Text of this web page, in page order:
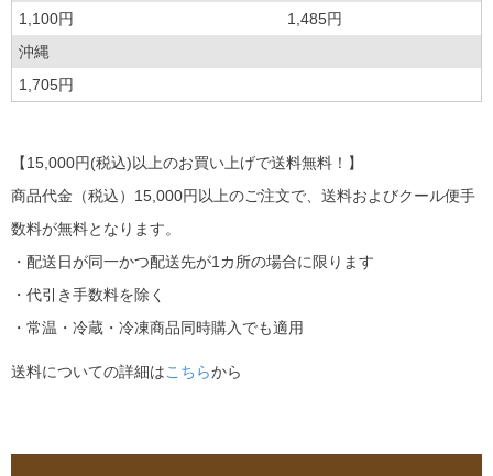
1,100円
1,485円
沖縄
1,705円
【15,000円(税込)以上のお買い上げで送料無料！】
商品代金（税込）15,000円以上のご注文で、送料およびクール便手
数料が無料となります。
・配送日が同一かつ配送先が1カ所の場合に限ります
・代引き手数料を除く
・常温・冷蔵・冷凍商品同時購入でも適用
送料についての詳細はこちらから